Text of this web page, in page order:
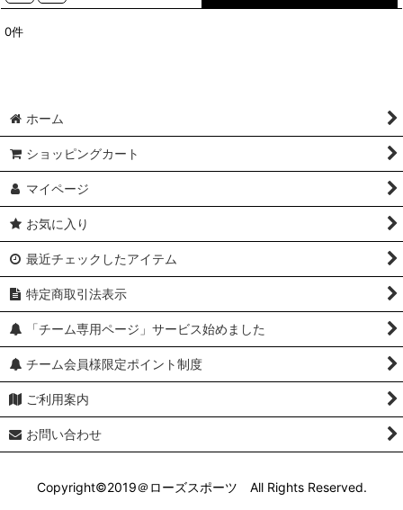
表示数
絞り込む
0件
ホーム
ショッピングカート
マイページ
お気に入り
最近チェックしたアイテム
特定商取引法表示
「チーム専用ページ」サービス始めました
チーム会員様限定ポイント制度
ご利用案内
お問い合わせ
Copyright©2019＠ローズスポーツ All Rights Reserved.